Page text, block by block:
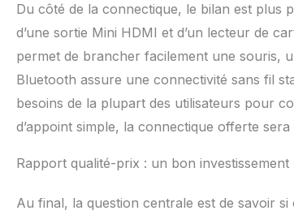
Du côté de la connectique, le bilan est plus
d’une sortie Mini HDMI et d’un lecteur de
permet de brancher facilement une souris,
Bluetooth assure une connectivité sans fil
besoins de la plupart des utilisateurs pour
d’appoint simple, la connectique offerte sera
Rapport qualité-prix : un bon
Au final, la question centrale est de savoir